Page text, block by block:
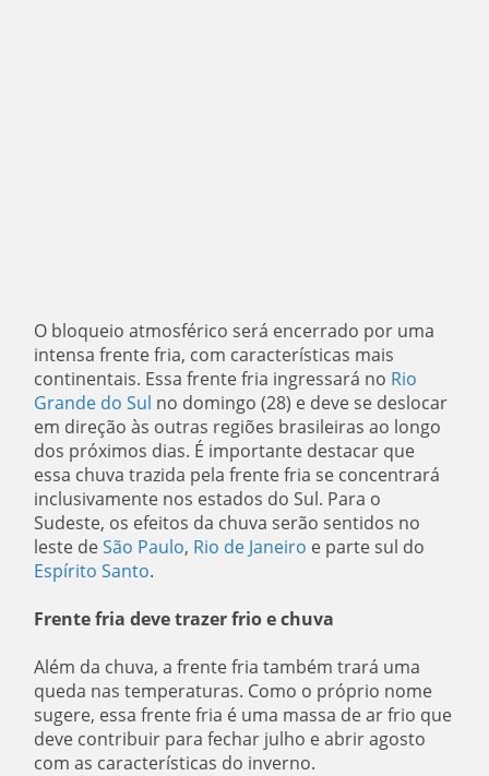
O bloqueio atmosférico será encerrado por uma
intensa frente fria, com características mais
continentais. Essa frente fria ingressará no Rio
Grande do Sul no domingo (28) e deve se deslocar
em direção às outras regiões brasileiras ao longo
dos próximos dias. É importante destacar que
essa chuva trazida pela frente fria se concentrará
inclusivamente nos estados do Sul. Para o
Sudeste, os efeitos da chuva serão sentidos no
leste deSão Paulo, Rio de Janeiro e parte sul do
Espírito Santo.
Frente fria deve trazer frio e chuva
Além da chuva, a frente fria também trará uma
queda nas temperaturas. Como o próprio nome
sugere, essa frente fria é uma massa de ar frio que
deve contribuir para fechar julho e abrir agosto
com as características do inverno.